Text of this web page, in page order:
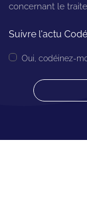
concernant le
Suivre l'actu
Oui, codéinez-